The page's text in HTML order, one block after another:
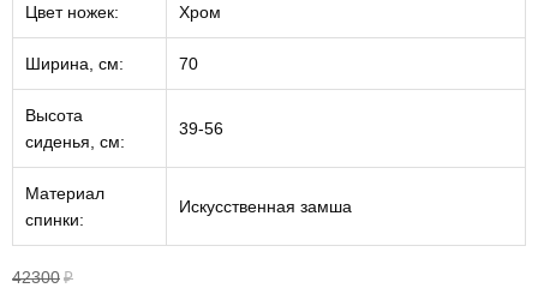
Цвет ножек: Хром
Ширина, см: 70
Высота
сиденья, см:
39-56
Материал
спинки:
Искусственная замша
42300 ₽